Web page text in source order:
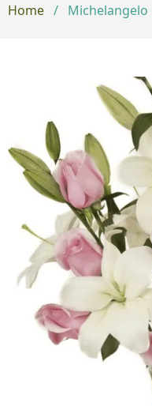
Home / Michelangelo